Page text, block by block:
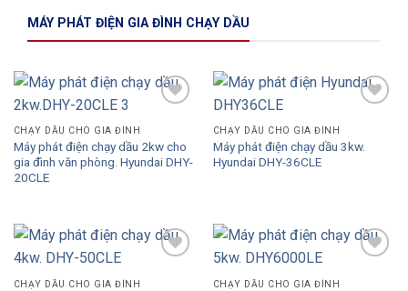
MÁY PHÁT ĐIỆN GIA ĐÌNH CHẠY DẦU
CHẠY DẦU CHO GIA ĐÌNH
Máy phát điện chạy dầu 2kw cho
gia đình văn phòng. Hyundai DHY-
20CLE
CHẠY DẦU CHO GIA ĐÌNH
Máy phát điện chạy dầu 3kw.
Hyundai DHY-36CLE
CHẠY DẦU CHO GIA ĐÌNH CHẠY DẦU CHO GIA ĐÌNH